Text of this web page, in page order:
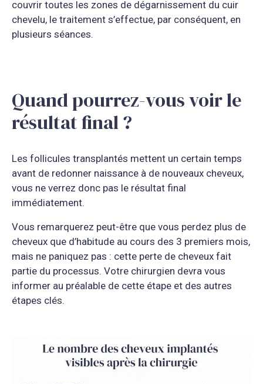
couvrir toutes les zones de dégarnissement du cuir
chevelu, le traitement s’effectue, par conséquent, en
plusieurs séances.
Quand pourrez-vous voir le
résultat final ?
Les follicules transplantés mettent un certain temps
avant de redonner naissance à de nouveaux cheveux,
vous ne verrez donc pas le résultat final
immédiatement.
Vous remarquerez peut-être que vous perdez plus de
cheveux que d’habitude au cours des 3 premiers mois,
mais ne paniquez pas : cette perte de cheveux fait
partie du processus. Votre chirurgien devra vous
informer au préalable de cette étape et des autres
étapes clés.